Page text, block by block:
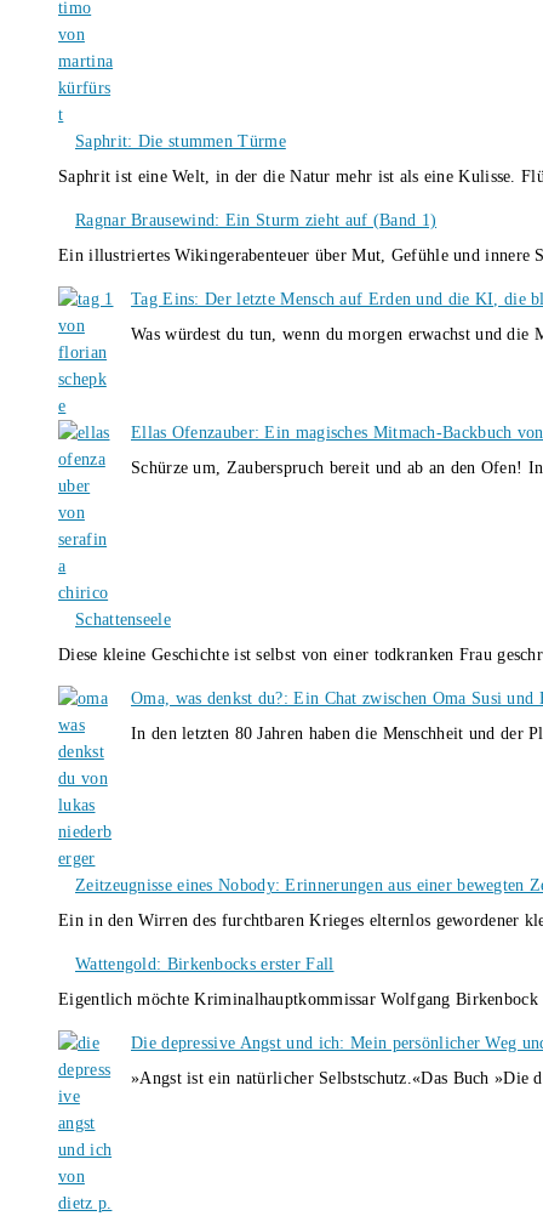
Saphrit: Die stummen Türme
Saphrit ist eine Welt, in der die Natur mehr ist als eine Kulisse.
Ragnar Brausewind: Ein Sturm zieht auf (Band 1)
Ein illustriertes Wikingerabenteuer über Mut, Gefühle und
Tag Eins: Der letzte Mensch auf Erden und die KI, die
Was würdest du tun, wenn du morgen erwachst und
Ellas Ofenzauber: Ein magisches Mitmach-Backbuch
Schürze um, Zauberspruch bereit und ab an den Ofen!
Schattenseele
Diese kleine Geschichte ist selbst von einer todkranken Frau
Oma, was denkst du?: Ein Chat zwischen Oma Susi
In den letzten 80 Jahren haben die Menschheit und
Zeitzeugnisse eines Nobody: Erinnerungen aus einer bewegten
Ein in den Wirren des furchtbaren Krieges elternlos gewordener
Wattengold: Birkenbocks erster Fall
Eigentlich möchte Kriminalhauptkommissar Wolfgang
Die depressive Angst und ich: Mein persönlicher Weg
»Angst ist ein natürlicher Selbstschutz.«Das Buch